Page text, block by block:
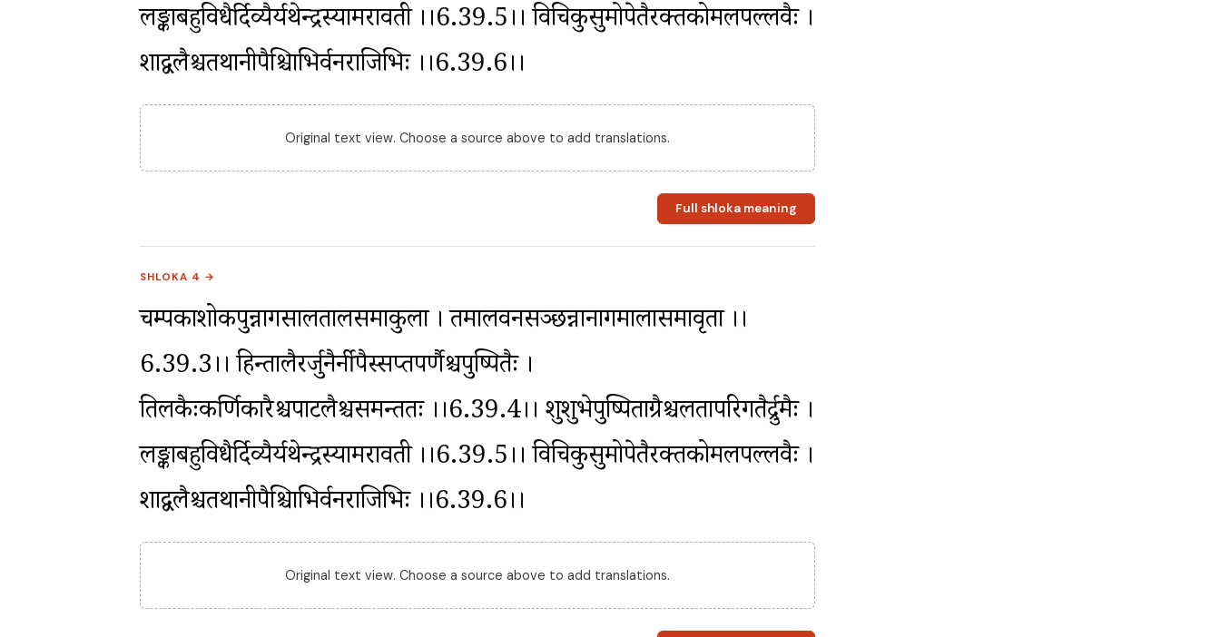
लङ्काबहुविधैर्दिव्यैर्यथेन्द्रस्यामरावती ।।6.39.5।। विचित्रकुसुमोपेतैरक्तकोमलपल्लवैः ।
शाद्वलैश्चतथानीपैश्चित्राभिर्वनराजिभिः ।।6.39.6।।
Original text view. Choose a source above to add translations.
Full shloka meaning
SHLOKA 4 →
चम्पकाशोकपुन्नागसालतालसमाकुला । तमालवनसञ्छन्नानागमालासमावृता ।।
6.39.3।। हिन्तालैरर्जुनैर्नीपैस्सप्तपर्णैश्चपुष्पितैः ।
तिलकैःकर्णिकारैश्चपाटलैश्चसमन्ततः ।।6.39.4।। शुशुभेपुष्पिताग्रैश्चलतापरिगतैर्द्रुमैः ।
लङ्काबहुविधैर्दिव्यैर्यथेन्द्रस्यामरावती ।।6.39.5।। विचित्रकुसुमोपेतैरक्तकोमलपल्लवैः ।
शाद्वलैश्चतथानीपैश्चित्राभिर्वनराजिभिः ।।6.39.6।।
Original text view. Choose a source above to add translations.